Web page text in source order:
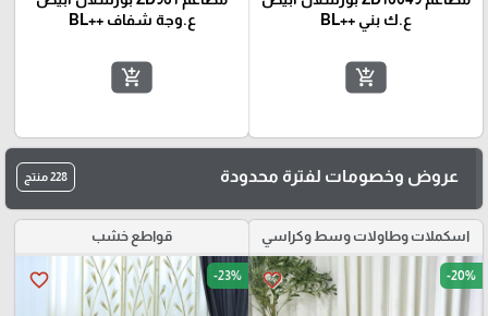
ع.ك بني ++BL
add_shopping_cart
ع.وجة شفاف ++BL
add_shopping_cart
عروض وخصومات لفترة محدودة 228 منتج
اسكملات وطاولات وسط وكراسي
favorite_border -20%
قواطع خشب
favorite_border -23%